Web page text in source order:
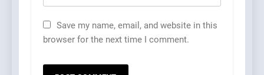
Save my name, email, and website in this
browser for the next time I comment.